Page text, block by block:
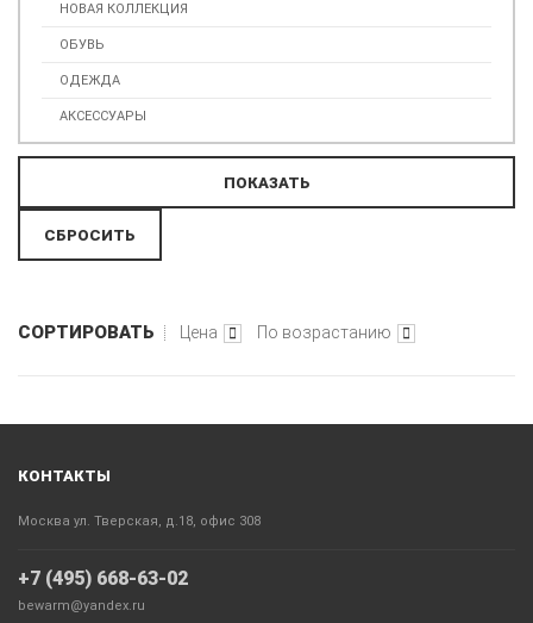
НОВАЯ КОЛЛЕКЦИЯ
ОБУВЬ
ОДЕЖДА
АКСЕССУАРЫ
СОРТИРОВАТЬ Цена По возрастанию
КОНТАКТЫ
Москва ул. Тверская, д.18, офис 308
+7 (495) 668-63-02
bewarm@yandex.ru